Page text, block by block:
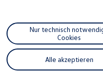
Individualisieren
Wallbox und Ladekabel
Digitale Extras
Dienste für Ihr Modell
Volkswagen Apps, Login
Handy und Fahrzeug
Alle akzeptieren
Nur technisch
Cookies